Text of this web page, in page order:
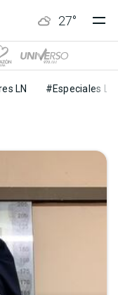
27°
LN #Especiales LN